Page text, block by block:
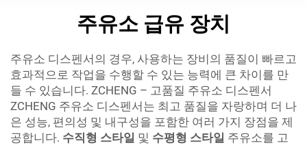
주유소 급유 장치
주유소 디스펜서의 경우, 사용하는 장비의 품질이 빠르고
효과적으로 작업을 수행할 수 있는 능력에 큰 차이를 만
들 수 있습니다. ZCHENG – 고품질 주유소 디스펜서
ZCHENG 주유소 디스펜서는 최고 품질을 자랑하며 더 나
은 성능, 편의성 및 내구성을 포함한 여러 가지 장점을 제
공합니다. 수직형 스타일 및 수평형 스타일 주유소를 고